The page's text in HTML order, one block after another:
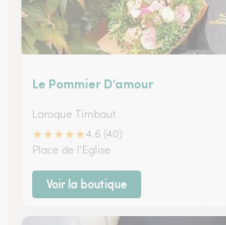
Le Pommier D’amour
Laroque Timbaut
★★★★★4.6 (40)
Place de l'Eglise
Voir la boutique